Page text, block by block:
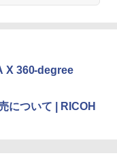
X 360-degree
について | RICOH